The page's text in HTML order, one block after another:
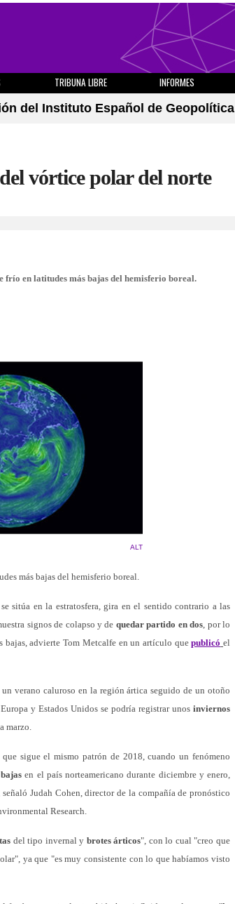
TRIBUNA LIBRE INFORMES
del Instituto Español de Geopolítica
vórtice polar del norte
frío en latitudes más bajas del hemisferio boreal.
ALT
más bajas del hemisferio boreal.
sitúa en la estratosfera, gira en el sentido contrario a las
signos de colapso y de quedar partido en dos, por lo
bajas, advierte Tom Metcalfe en un artículo quepublicó el
verano caluroso en la región ártica seguido de un otoño
y Estados Unidos se podría registrar unos inviernos
marzo.
sigue el mismo patrón de 2018, cuando un fenómeno
en el país norteamericano durante diciembre y enero,
señaló Judah Cohen, director de la compañía de pronóstico
Research.
del tipo invernal y brotes árticos", con lo cual "creo que
ya que "es muy consistente con lo que habíamos visto